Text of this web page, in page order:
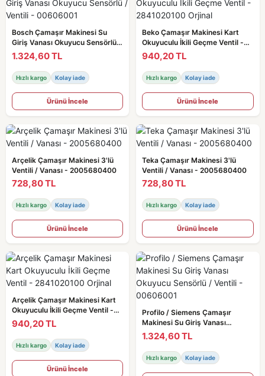
Bosch Çamaşır Makinesi Su
Giriş Vanası Okuyucu Sensörlü /
Ventili - 00606001
1.324,60 TL
Hızlı kargo Kolay iade
Ürünü İncele
Beko Çamaşır Makinesi Kart
Okuyuculu İkili Geçme Ventil -
2841020100 Orjinal
940,20 TL
Hızlı kargo Kolay iade
Ürünü İncele
Arçelik Çamaşır Makinesi 3'lü
Ventili / Vanası - 2005680400
728,80 TL
Hızlı kargo Kolay iade
Ürünü İncele
Teka Çamaşır Makinesi 3'lü
Ventili / Vanası - 2005680400
728,80 TL
Hızlı kargo Kolay iade
Ürünü İncele
Arçelik Çamaşır Makinesi Kart
Okuyuculu İkili Geçme Ventil -
2841020100 Orjinal
940,20 TL
Hızlı kargo Kolay iade
Ürünü İncele
Profilo / Siemens Çamaşır
Makinesi Su Giriş Vanası
Okuyucu Sensörlü / Ventili -
00606001
1.324,60 TL
Hızlı kargo Kolay iade